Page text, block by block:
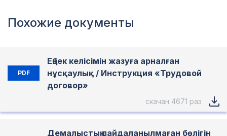
Похожие документы
PDF
Еңбек келісімін жазуға арналған
нұсқаулық / Инструкция «Трудовой
договор»
скачан 4671 раз
Демалыстың пайдаланылмаған бөлігін